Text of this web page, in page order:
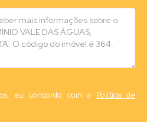
eu concordo com a Política de